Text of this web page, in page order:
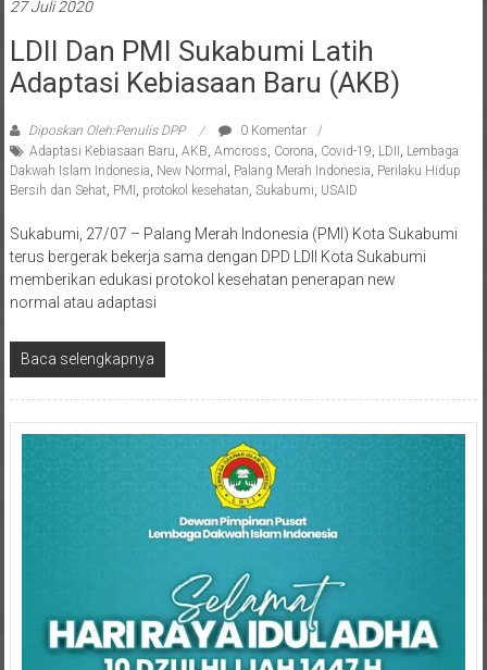
Adaptasi Kebiasaan Baru (AKB)
Adaptasi Kebiasaan Baru,AKB Amcross,Corona ,Covid-19
Dakwah Islam Indonesia,New Normal,Palang Merah Indonesia, Perilaku Hidup
Bersih dan Sehat,PMI,protokol kesehatan,Sukabumi ,USAID
terus bergerak bekerja sama dengan DPD LDII Kota Sukabumi
memberikan edukasi protokol kesehatan penerapan new
normal atau adaptasi